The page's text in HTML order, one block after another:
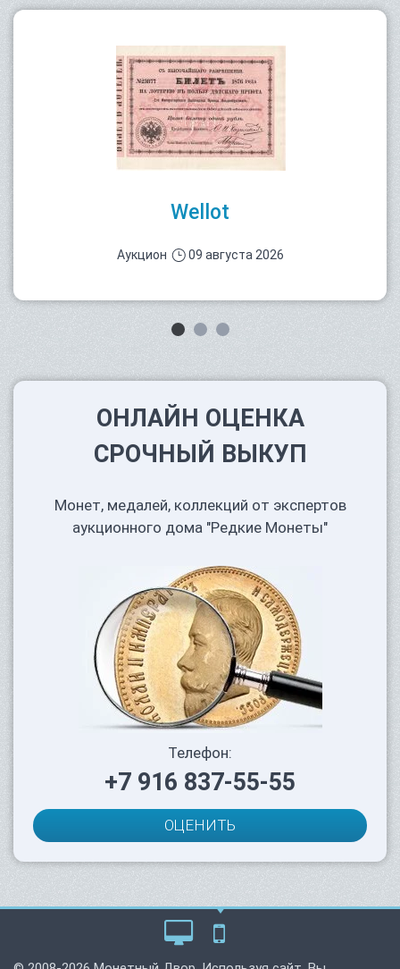
Wellot
Аукцион 09 августа 2026
ОНЛАЙН ОЦЕНКА
СРОЧНЫЙ ВЫКУП
Монет, медалей, коллекций от экспертов
аукционного дома "Редкие Монеты"
Телефон:
+7 916 837-55-55
ОЦЕНИТЬ